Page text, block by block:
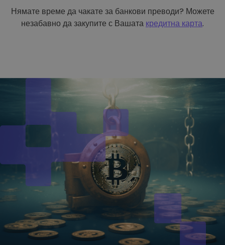
Нямате време да чакате за банкови преводи? Можете
незабавно да закупите с Вашата кредитна карта.